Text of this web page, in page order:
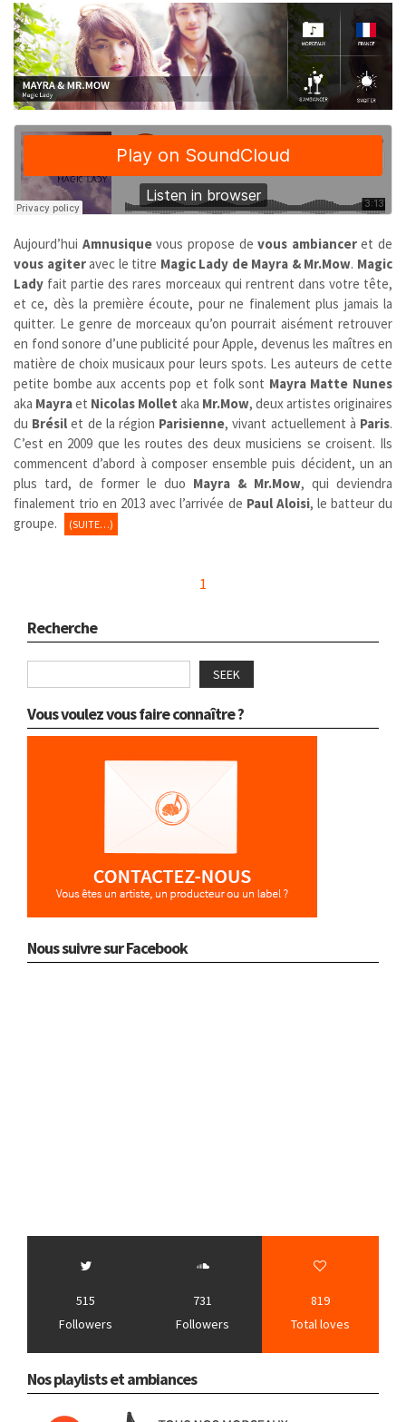
Aujourd’hui Amnusiquevous propose de vous ambianceret de
vous agiteravec le titre Magic Lady de Mayra & Mr.Mow. Magic
Lady fait partie des rares morceaux qui rentrent dans votre tête,
et ce, dès la première écoute, pour ne finalement plus jamais la
quitter. Le genre de morceaux qu’on pourrait aisément retrouver
en fond sonore d’une publicité pour Apple, devenus les maîtres en
matière de choix musicaux pour leurs spots. Les auteurs de cette
petite bombe aux accents pop et folk sont Mayra Matte Nunes
aka Mayraet Nicolas Mollet aka Mr.Mow, deux artistes originaires
du Brésil et de la région Parisienne, vivant actuellement à Paris.
C’est en 2009 que les routes des deux musiciens se croisent. Ils
commencent d’abord à composer ensemble puis décident, un an
plus tard, de former le duo Mayra & Mr.Mow, qui deviendra
finalement trio en 2013 avec l’arrivée de Paul Aloisi, le batteur du
groupe.
(SUITE…)
1
Recherche
SEEK
Vous voulez vous faire connaître ?
Nous suivre sur Facebook
515
Followers
731
Followers
819
Total loves
Nos playlists et ambiances